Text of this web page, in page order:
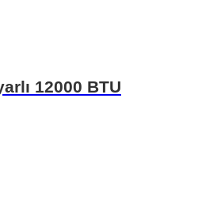
12000 BTU